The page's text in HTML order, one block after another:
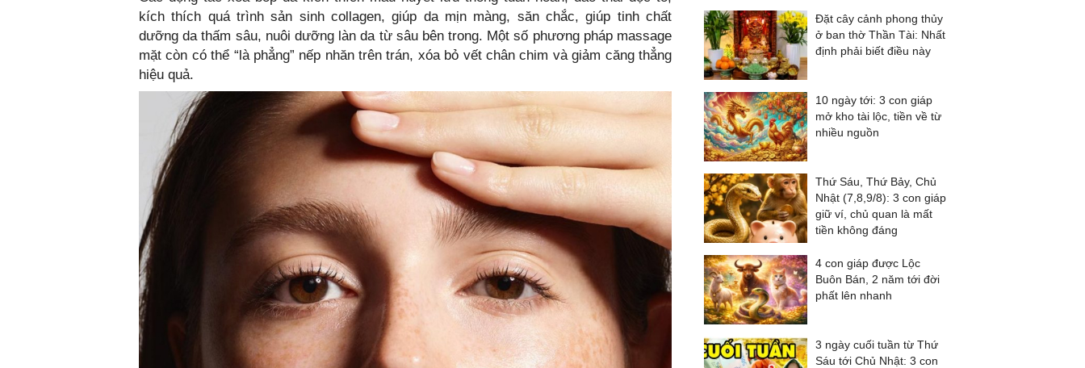
kích thích quá trình sản sinh collagen, giúp da mịn màng, săn chắc, giúp tinh chất
dưỡng da thấm sâu, nuôi dưỡng làn da từ sâu bên trong. Một số phương pháp massage
mặt còn có thể “là phẳng” nếp nhăn trên trán, xóa bỏ vết chân chim và giảm căng thẳng
hiệu quả.
Đặt cây cảnh phong thủy
ở ban thờ Thần Tài: Nhất
định phải biết điều này
10 ngày tới: 3 con giáp
mở kho tài lộc, tiền về từ
nhiều nguồn
Thứ Sáu, Thứ Bảy, Chủ
Nhật (7,8,9/8): 3 con giáp
giữ ví, chủ quan là mất
tiền không đáng
4 con giáp được Lộc
Buôn Bán, 2 năm tới đời
phất lên nhanh
3 ngày cuối tuần từ Thứ
Sáu tới Chủ Nhật: 3 con